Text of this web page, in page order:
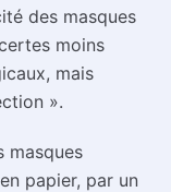
des masques
moins
mais
».
masques
papier, par un